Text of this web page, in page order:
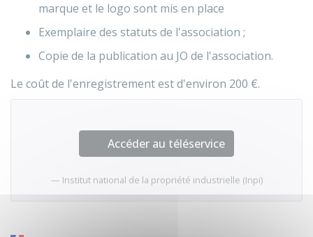
marque et le logo sont mis en place
Exemplaire des statuts de l'association ;
Copie de la publication au JO de l'association.
Le coût de l'enregistrement est d'environ 200 €.
Accéder au téléservice
Institut national de la propriété industrielle (Inpi)